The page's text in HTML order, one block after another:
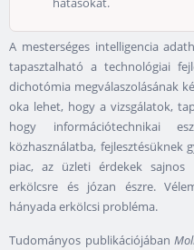
A mesterséges intelligencia
tapasztalható a technológiai
dichotómia megválaszolásának
oka lehet, hogy a vizsgálatok,
hogy információtechnikai
közhasználatba, fejlesztésüknek
piac, az üzleti érdekek
erkölcsre és józan észre.
hányada erkölcsi probléma.
Tudományos publikációjában